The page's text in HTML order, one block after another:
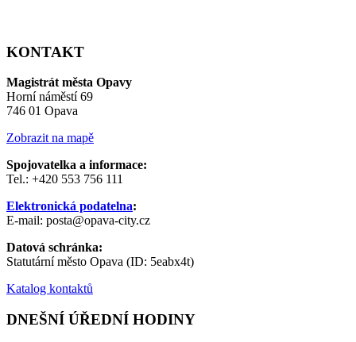
KONTAKT
Magistrát města Opavy
Horní náměstí 69
746 01 Opava
Zobrazit na mapě
Spojovatelka a informace:
Tel.: +420 553 756 111
Elektronická podatelna:
E-mail: posta@opava-city.cz
Datová schránka:
Statutární město Opava (ID: 5eabx4t)
Katalog kontaktů
DNEŠNÍ ÚŘEDNÍ HODINY